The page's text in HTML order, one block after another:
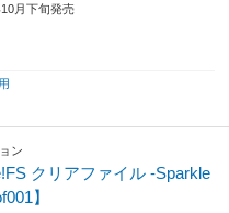
月下旬発売
ン
クリアファイル -Sparkle
】